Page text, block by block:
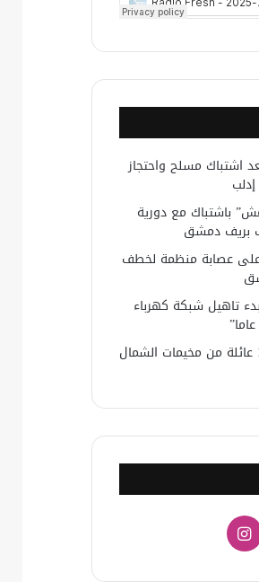
اشتباك مسلح واحتجاز
باشتباك مع دورية
بريف دمشق
على عصابة منظمة لخطف
تاهيل شبكة كهرباء
قافلة جديدة تعيد 186 عائلة من مخيمات الشمال
انستقرام